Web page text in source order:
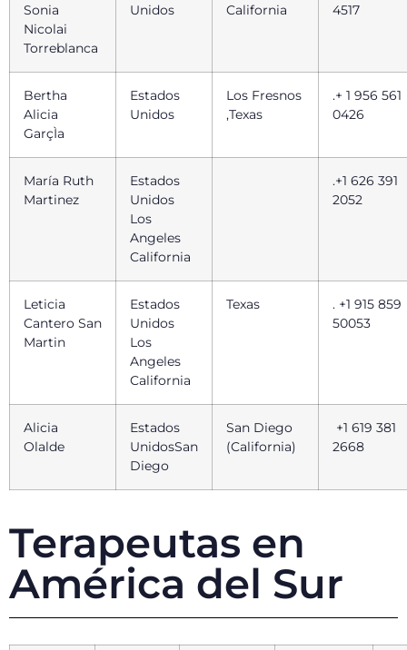
Sonia
Nicolai
Torreblanca
Unidos
California
4517
Bertha
Alicia
GarçÌa
Estados
Unidos
Los Fresnos
,Texas
.+ 1 956 561
0426
María Ruth
Martinez
Estados
Unidos
Los
Angeles
California
.+1 626 391
2052
Leticia
Cantero San
Martin
Estados
Unidos
Los
Angeles
California
Texas
. +1 915 859
50053
Alicia
Olalde
Estados
UnidosSan
Diego
San Diego
(California)
+1 619 381
2668
Terapeutas en
América del Sur